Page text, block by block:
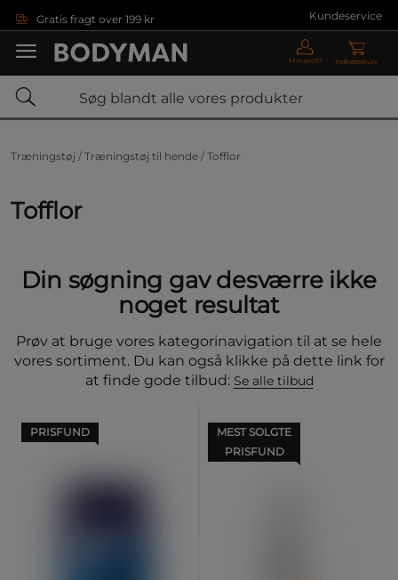
Gratis fragt over 199 kr Kundeservice
Min profil Indkøbskurv
Træningstøj / Træningstøj til hende / Tofflor
Tofflor
Din søgning gav desværre ikke
noget resultat
Prøv at bruge vores kategorinavigation til at se hele
vores sortiment. Du kan også klikke på dette link for
at finde gode tilbud: Se alle tilbud
PRISFUND
MEST SOLGTE
PRISFUND